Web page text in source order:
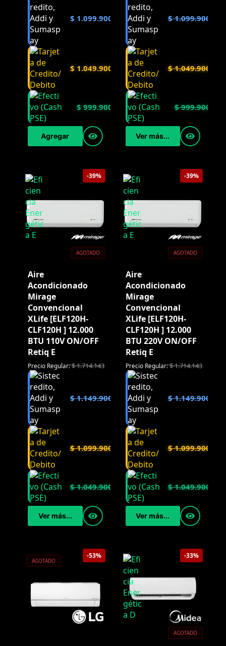
$ 1.099.900
$ 1.049.900
$ 999.900
Agregar
$1.099.900
$1.049.900
$999.900
Ver más...
-39%
AGOTADO
Aire
Acondicionado
Mirage
Convencional
XLife [ELF120H-
CLF120H ] 12.000
BTU 110V ON/OFF
Retiq E
Precio Regular:$1.714.143
$1.149.900
$1.099.900
$1.049.900
Ver más...
-39%
AGOTADO
Aire
Acondicionado
Mirage
Convencional
XLife [ELF120H-
CLF120H ] 12.000
BTU 220V ON/OFF
Retiq E
Precio Regular:$1.714.143
$1.149.900
$1.099.900
$1.049.900
Ver más...
-53%
AGOTADO
-33%
AGOTADO